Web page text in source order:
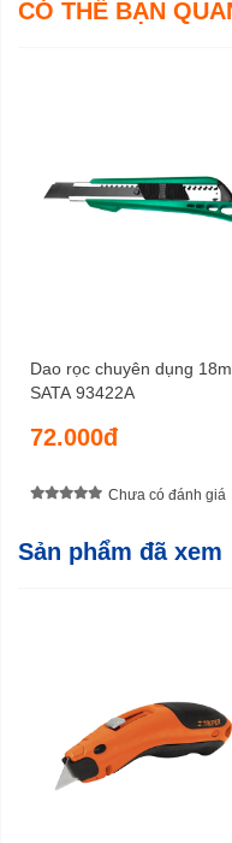
CÓ THỂ BẠN
Dao rọc chuyên dụng
SATA 93422A
72.000đ
Chưa có đánh giá
Sản phẩm đã xem